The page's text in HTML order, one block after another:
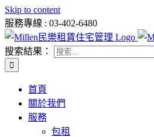
Skip to content
服務專線 : 03-402-6480
搜索結果：
首頁
關於我們
服務
包租